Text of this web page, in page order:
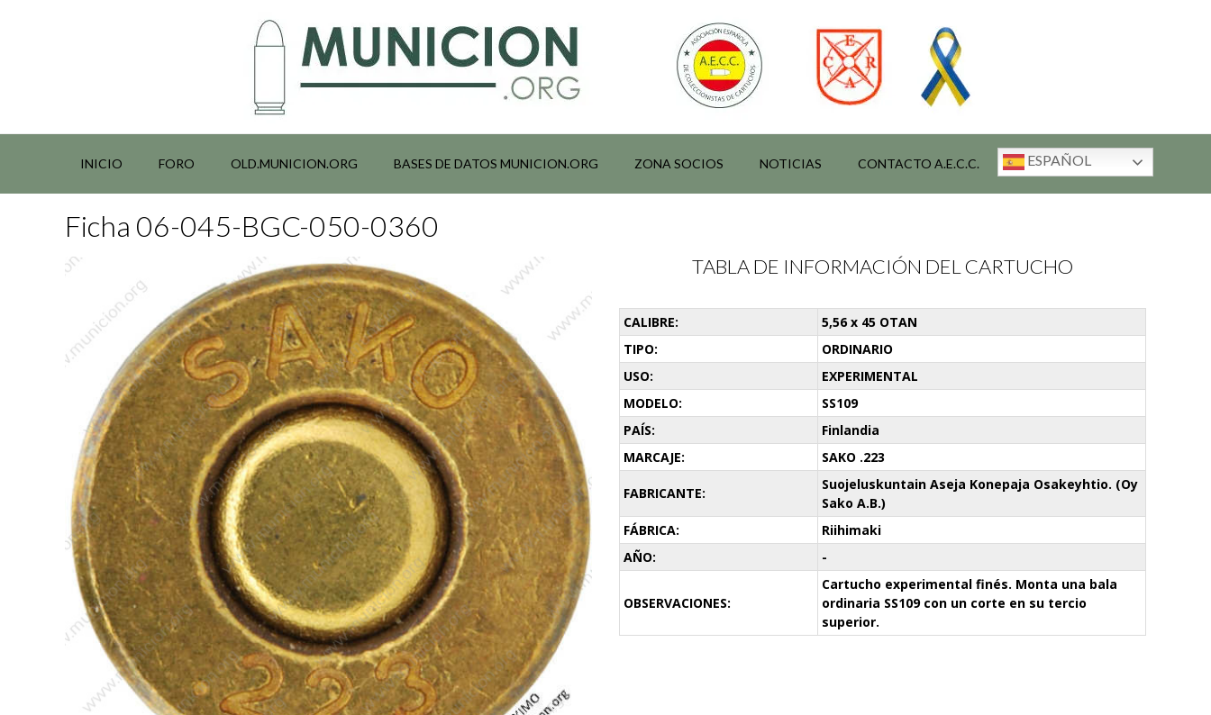
INICIO FORO OLD.MUNICION.ORG BASES DE DATOS MUNICION.ORG ZONA SOCIOS NOTICIAS CONTACTO A.E.C.C. ESPAÑOL
Ficha 06-045-BGC-050-0360
TABLA DE INFORMACIÓN DEL CARTUCHO
CALIBRE:
5,56 x 45 OTAN
TIPO:
ORDINARIO
USO:
EXPERIMENTAL
MODELO:
SS109
PAÍS:
Finlandia
MARCAJE:
SAKO .223
FABRICANTE:
Suojeluskuntain Aseja Konepaja Osakeyhtio. (Oy
Sako A.B.)
FÁBRICA:
Riihimaki
AÑO:
-
OBSERVACIONES:
Cartucho experimental finés. Monta una bala
ordinaria SS109 con un corte en su tercio
superior.